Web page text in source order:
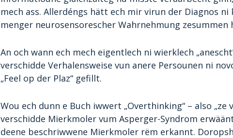
mech ass. Allerdéngs hätt ech mir virun der Diagnos
menger neurosensorescher Wahrnehmung zesummen
An och wann ech mech eigentlech ni wierklech
verschidde Verhalensweise vun anere Persounen ni
„Feel op der Plaz“ gefillt.
Wou ech dunn e Buch iwwert „Overthinking“ – also „ze
verschidde Mierkmoler vum Asperger-Syndrom
deene beschriwwene Mierkmoler rëm erkannt.